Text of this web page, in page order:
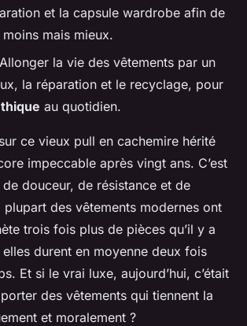
et la capsule wardrobe afin de
mais mieux.
la vie des vêtements par un
la réparation et le recyclage, pour
au quotidien.
ce vieux pull en cachemire hérité
impeccable après vingt ans. C’est
douceur, de résistance et de
plupart des vêtements modernes ont
trois fois plus de pièces qu’il y a
durent en moyenne deux fois
Et si le vrai luxe, aujourd’hui, c’était
des vêtements qui tiennent la
et moralement ?